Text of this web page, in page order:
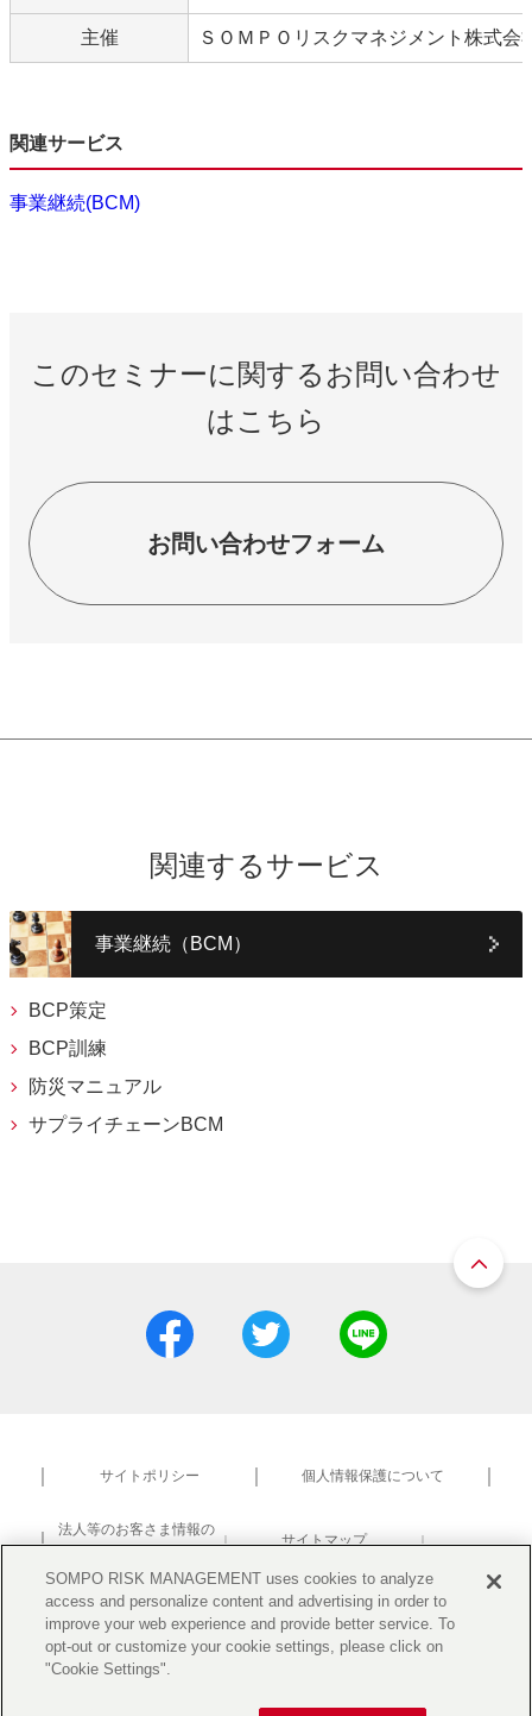
主催 ＳＯＭＰＯリスクマネジメント株式会
関連サービス
事業継続(BCM)
このセミナーに関するお問い合わせ
はこちら
お問い合わせフォーム
関連するサービス
事業継続（BCM）
BCP策定
BCP訓練
防災マニュアル
サプライチェーンBCM
サイトポリシー 個人情報保護について
法人等のお客さま情報の
共同利用について
サイトマップ
研究活動における不正防止
SOMPO RISK MANAGEMENT uses cookies to analyze
access and personalize content and advertising in order to
improve your web experience and provide better service. To
opt-out or customize your cookie settings, please click on
"Cookie Settings".